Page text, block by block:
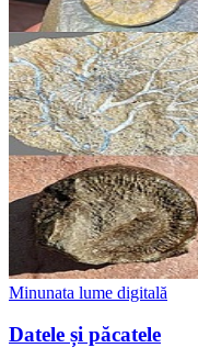
Minunata lume digitală
Datele și păcatele